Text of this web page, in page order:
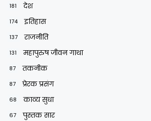
181 देश
174 इतिहास
137 राजनीति
131 महापुरुष जीवन गाथा
87 तकनीक
87 प्रेरक प्रसंग
68 काव्य सुधा
67 पुस्तक सार